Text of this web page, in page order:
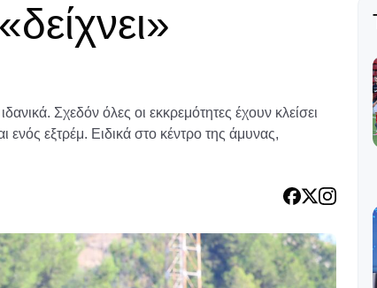
Σχεδόν όλες οι εκκρεμότητες έχουν κλείσει
εξτρέμ. Ειδικά στο κέντρο της άμυνας,